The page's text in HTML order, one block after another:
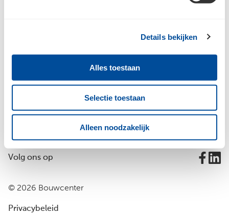
Details bekijken
Alles toestaan
Selectie toestaan
Alleen noodzakelijk
Vestiging
© 2026 Bouwcenter
Privacybeleid
Volg ons op